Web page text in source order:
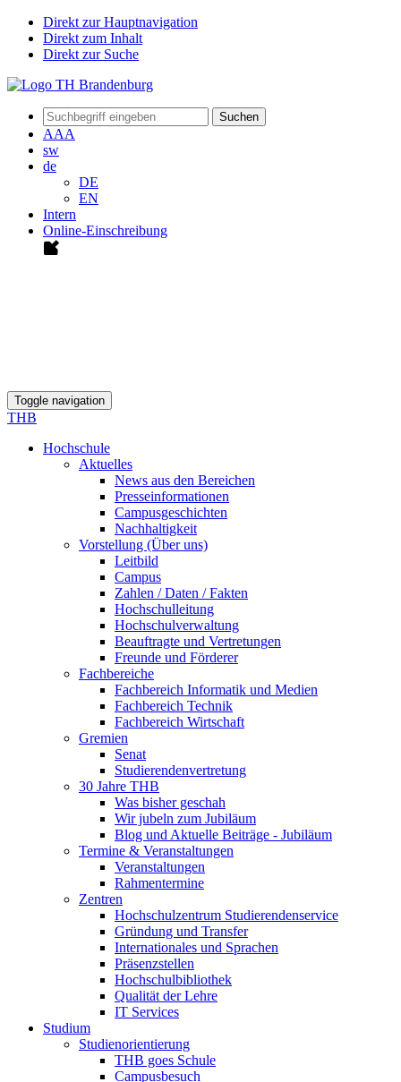
Direkt zur Hauptnavigation
Direkt zum Inhalt
Direkt zur Suche
Suchen
AAA
sw
de
DE
EN
Intern
Online-Einschreibung
Toggle navigation
THB
Hochschule
Aktuelles
News aus den Bereichen
Presseinformationen
Campusgeschichten
Nachhaltigkeit
Vorstellung (Über uns)
Leitbild
Campus
Zahlen / Daten / Fakten
Hochschulleitung
Hochschulverwaltung
Beauftragte und Vertretungen
Freunde und Förderer
Fachbereiche
Fachbereich Informatik und Medien
Fachbereich Technik
Fachbereich Wirtschaft
Gremien
Senat
Studierendenvertretung
30 Jahre THB
Was bisher geschah
Wir jubeln zum Jubiläum
Blog und Aktuelle Beiträge - Jubiläum
Termine & Veranstaltungen
Veranstaltungen
Rahmentermine
Zentren
Hochschulzentrum Studierendenservice
Gründung und Transfer
Internationales und Sprachen
Präsenzstellen
Hochschulbibliothek
Qualität der Lehre
IT Services
Studium
Studienorientierung
THB goes Schule
Campusbesuch